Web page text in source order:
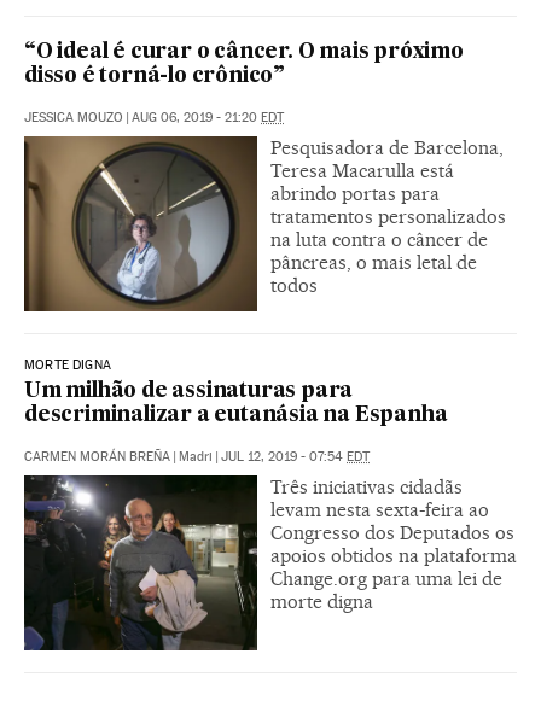
“O ideal é curar o câncer. O mais próximo
disso é torná-lo crônico”
JESSICA MOUZO | AUG 06, 2019 - 21:20 EDT
Pesquisadora de Barcelona,
Teresa Macarulla está
abrindo portas para
tratamentos personalizados
na luta contra o câncer de
pâncreas, o mais letal de
todos
MORTE DIGNA
Um milhão de assinaturas para
descriminalizar a eutanásia na Espanha
CARMEN MORÁN BREÑA | Madri | JUL 12, 2019 - 07:54 EDT
Três iniciativas cidadãs
levam nesta sexta-feira ao
Congresso dos Deputados os
apoios obtidos na plataforma
Change.org para uma lei de
morte digna